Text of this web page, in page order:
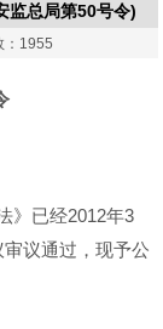
监总局第50号令)
：1955
》已经2012年3
议通过，现予公